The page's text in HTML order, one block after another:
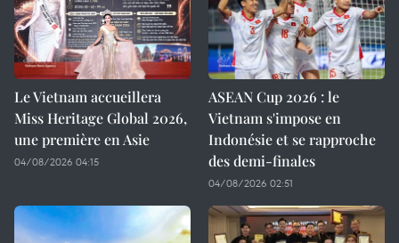
Le Vietnam accueillera
Miss Heritage Global 2026,
une première en Asie
04/08/2026 04:15
ASEAN Cup 2026 : le
Vietnam s'impose en
Indonésie et se rapproche
des demi-finales
04/08/2026 02:51